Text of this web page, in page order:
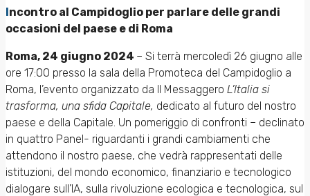
Incontro al Campidoglio per parlare delle grandi
occasioni del paese e di Roma
Roma, 24 giugno 2024 – Si terrà mercoledì 26 giugno alle
ore 17:00 presso la sala della Promoteca del Campidoglio a
Roma, l’evento organizzato da Il Messaggero L’Italia si
trasforma, una sfida Capitale, dedicato al futuro del nostro
paese e della Capitale. Un pomeriggio di confronti – declinato
in quattro Panel- riguardanti i grandi cambiamenti che
attendono il nostro paese, che vedrà rappresentati delle
istituzioni, del mondo economico, finanziario e tecnologico
dialogare sull’IA, sulla rivoluzione ecologica e tecnologica, sul